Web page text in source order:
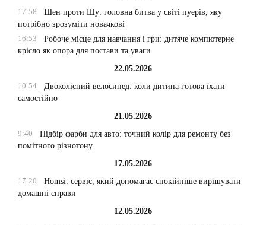
17:58
Шен проти Шу: головна битва у світі пуерів, яку
потрібно зрозуміти новачкові
16:53
Робоче місце для навчання і гри: дитяче компютерне
крісло як опора для постави та уваги
22.05.2026
10:54
Двоколісний велосипед: коли дитина готова їхати
самостійно
21.05.2026
9:40
Підбір фарби для авто: точний колір для ремонту без
помітного різнотону
17.05.2026
17:20
Homsi: сервіс, який допомагає спокійніше вирішувати
домашні справи
12.05.2026